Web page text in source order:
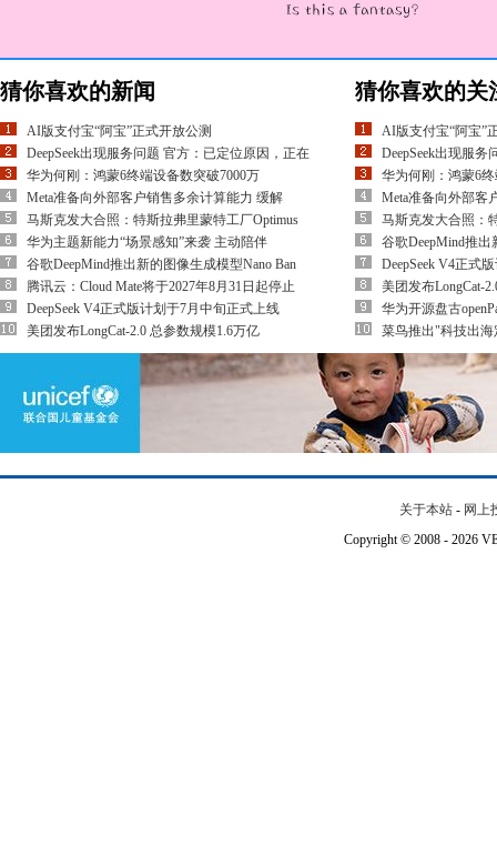
猜你喜欢的新闻
AI版支付宝“阿宝”正式开放公测
DeepSeek出现服务问题 官方：已定位原因，正在
华为何刚：鸿蒙6终端设备数突破7000万
Meta准备向外部客户销售多余计算能力 缓解
马斯克发大合照：特斯拉弗里蒙特工厂Optimus
华为主题新能力“场景感知”来袭 主动陪伴
谷歌DeepMind推出新的图像生成模型Nano Ban
腾讯云：Cloud Mate将于2027年8月31日起停止
DeepSeek V4正式版计划于7月中旬正式上线
美团发布LongCat-2.0 总参数规模1.6万亿
猜你喜欢的关
AI版支付宝“阿宝”
DeepSeek出现服
华为何刚：鸿蒙6
Meta准备向外部客
马斯克发大合照：
谷歌DeepMind推出
DeepSeek V4正式
美团发布LongCat-
华为开源盘古
菜鸟推出"科技出
关于本站 - 网上
Copyright © 2008 - 2026